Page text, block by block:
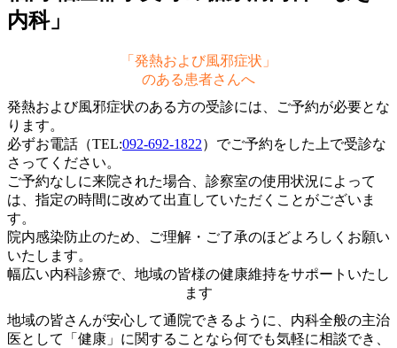
内科」
「発熱および風邪症状」
のある患者さんへ
発熱および風邪症状のある方の受診には、ご予約が必要とな
ります。
必ずお電話（TEL:092-692-1822）でご予約をした上で受診な
さってください。
ご予約なしに来院された場合、診察室の使用状況によって
は、指定の時間に改めて出直していただくことがございま
す。
院内感染防止のため、ご理解・ご了承のほどよろしくお願い
いたします。
幅広い内科診療で、地域の皆様の健康維持をサポートいたし
ます
地域の皆さんが安心して通院できるように、内科全般の主治
医として「健康」に関することなら何でも気軽に相談でき、